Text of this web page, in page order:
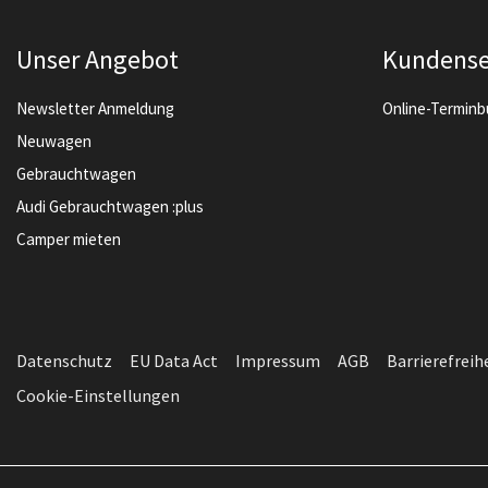
Unser Angebot
Newsletter Anmeldung
Neuwagen
Gebrauchtwagen
Audi Gebrauchtwagen :plus
Camper mieten
Online-
Datenschutz EU Data Act Impressum AGB
Cookie-Einstellungen